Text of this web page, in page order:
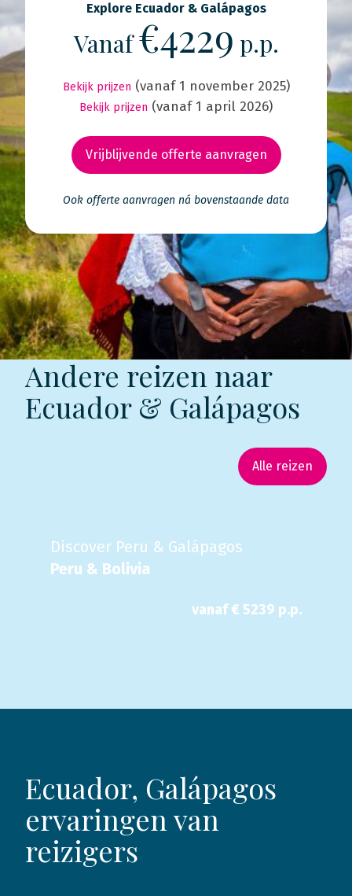
Explore Ecuador & Galápagos
Vanaf€4229 p.p.
Bekijk prijzen (vanaf 1 november 2025)
Bekijk prijzen (vanaf 1 april 2026)
Vrijblijvende offerte aanvragen
Ook offerte aanvragen ná bovenstaande data
Andere reizen naar
Ecuador & Galápagos
Alle reizen
Discover Peru & Galápagos
Peru & Bolivia
vanaf € 5239 p.p.
Ecuador, Galápagos
ervaringen van
reizigers